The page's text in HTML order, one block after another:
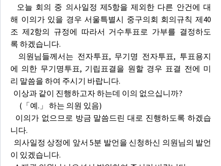
오늘 회의 중 의사일정 제5항을 제외한 다른 안건에 대
해 이의가 있을 경우 서울특별시 중구의회 회의규칙 제40
조 제2항의 규정에 따라서 거수투표로 가부를 결정하도
록 하겠습니다.
의원님들께서는 전자투표, 무기명 전자투표, 투표용지
에 의한 무기명투표, 기립표결을 원할 경우 표결 전에 미
리 말씀을 하여 주시기 바랍니다.
이상과 같이 진행하고자 하는데 이의 없으십니까?
(「예.」 하는 의원 있음)
이의가 없으므로 방금 말씀드린 대로 진행하도록 하겠습
니다.
의사일정 상정에 앞서 5분 발언을 신청하신 의원님의 발언
이 있겠습니다.